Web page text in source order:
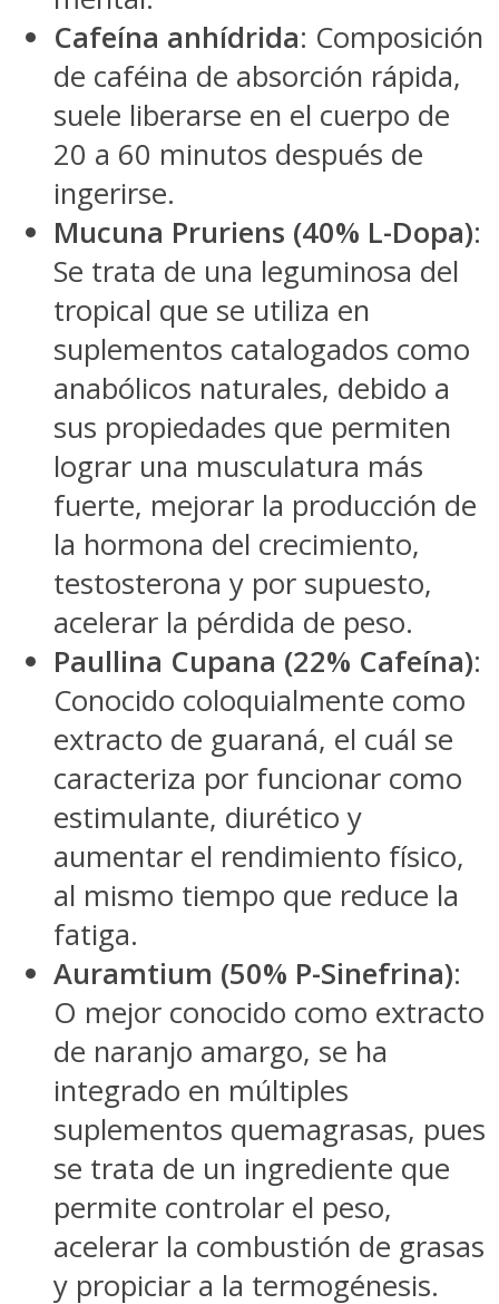
Cafeína anhídrida: Composición
de caféina de absorción rápida,
suele liberarse en el cuerpo de
20 a 60 minutos después de
ingerirse.
Mucuna Pruriens (40% L-Dopa):
Se trata de una leguminosa del
tropical que se utiliza en
suplementos catalogados como
anabólicos naturales, debido a
sus propiedades que permiten
lograr una musculatura más
fuerte, mejorar la producción de
la hormona del crecimiento,
testosterona y por supuesto,
acelerar la pérdida de peso.
Paullina Cupana (22% Cafeína):
Conocido coloquialmente como
extracto de guaraná, el cuál se
caracteriza por funcionar como
estimulante, diurético y
aumentar el rendimiento físico,
al mismo tiempo que reduce la
fatiga.
Auramtium (50% P-Sinefrina):
O mejor conocido como extracto
de naranjo amargo, se ha
integrado en múltiples
suplementos quemagrasas, pues
se trata de un ingrediente que
permite controlar el peso,
acelerar la combustión de grasas
y propiciar a la termogénesis.